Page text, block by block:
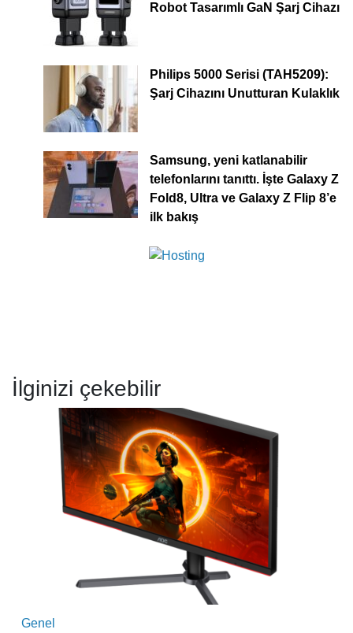
Robot Tasarımlı GaN Şarj Cihazı
Philips 5000 Serisi (TAH5209):
Şarj Cihazını Unutturan Kulaklık
Samsung, yeni katlanabilir
telefonlarını tanıttı. İşte Galaxy Z
Fold8, Ultra ve Galaxy Z Flip 8’e
ilk bakış
İlginizi çekebilir
Genel